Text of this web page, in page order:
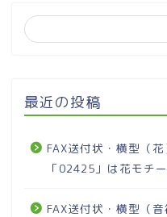
最近の投稿
FAX送付状・横型（
「02425」は花モチ
FAX送付状・横型（